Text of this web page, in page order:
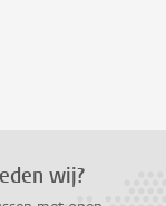
wij?